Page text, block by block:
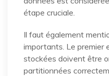
étape cruciale.
Il faut également
importants. Le premier
stockées doivent être
partitionnées